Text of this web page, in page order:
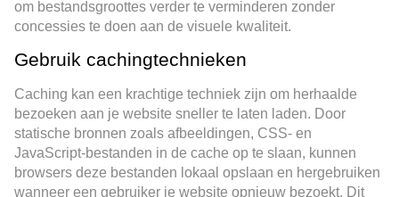
om bestandsgroottes verder te verminderen zonder
concessies te doen aan de visuele kwaliteit.
Gebruik cachingtechnieken
Caching kan een krachtige techniek zijn om herhaalde
bezoeken aan je website sneller te laten laden. Door
statische bronnen zoals afbeeldingen, CSS- en
JavaScript-bestanden in de cache op te slaan, kunnen
browsers deze bestanden lokaal opslaan en hergebruiken
wanneer een gebruiker je website opnieuw bezoekt. Dit